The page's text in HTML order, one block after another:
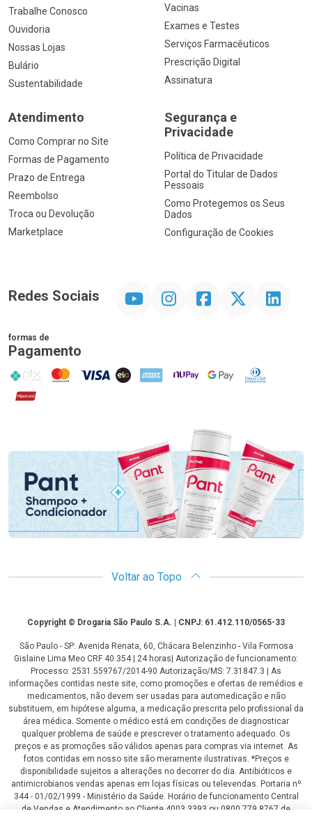
Trabalhe Conosco
Ouvidoria
Nossas Lojas
Bulário
Sustentabilidade
Vacinas
Exames e Testes
Serviços Farmacêuticos
Prescrição Digital
Assinatura
Atendimento
Como Comprar no Site
Formas de Pagamento
Prazo de Entrega
Reembolso
Troca ou Devolução
Marketplace
Segurança e
Privacidade
Política de Privacidade
Portal do Titular de Dados
Pessoais
Como Protegemos os Seus
Dados
Configuração de Cookies
Redes Sociais InstagramFacebookTwitter Linkedin
formas de
Pagamento
PIX MasterCard
VISA ELO AMEX NuPay Google PayDiners Club
Hipercard
Promoção em Destaque
Voltar ao Topo
CopyrightCopyright © Drogaria São Paulo S.A. | CNPJ: 61.412.110/0565-33
São Paulo - SP: Avenida Renata, 60, Chácara Belenzinho - Vila Formosa
Gislaine Lima Meo CRF 40.354 | 24 horas| Autorização de funcionamento:
Processo: 2531.559767/2014-90 Autorização/MS: 7.31847.3 | As
informações contidas neste site, como promoções e ofertas de remédios e
medicamentos, não devem ser usadas para automedicação e não
substituem, em hipótese alguma, a medicação prescrita pelo profissional da
área médica. Somente o médico está em condições de diagnosticar
qualquer problema de saúde e prescrever o tratamento adequado. Os
preços e as promoções são válidos apenas para compras via internet. As
fotos contidas em nosso site são meramente ilustrativas. *Preços e
disponibilidade sujeitos a alterações no decorrer do dia. Antibióticos e
antimicrobianos vendas apenas em lojas físicas ou televendas. Portaria nº
344 - 01/02/1999 - Ministério da Saúde. Horário de funcionamento Central
de Vendas e Atendimento ao Cliente 4003 3393 ou 0800 779 8767 de